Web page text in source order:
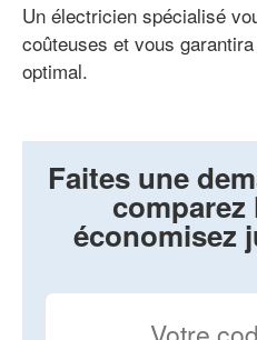
Un électricien spécialisé
coûteuses et vous
optimal.
Faites une
économisez